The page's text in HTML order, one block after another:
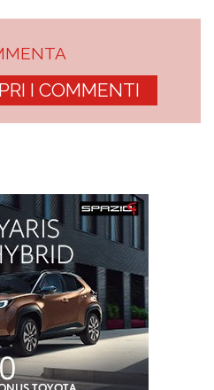
I COMMENTI